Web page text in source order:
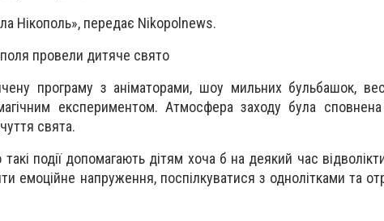
Нікополь», передає Nikopolnews.
провели дитяче свято
програму з аніматорами, шоу мильних бульбашок,
експериментом. Атмосфера заходу була сповнена
свята.
події допомагають дітям хоча б на деякий час
емоційне напруження, поспілкуватися з однолітками та